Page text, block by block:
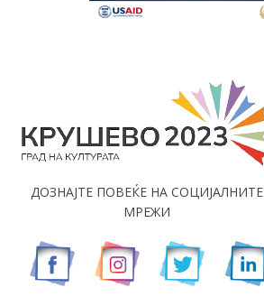
ДОЗНАЈТЕ ПОВЕЌЕ НА СОЦИЈАЛНИТЕ
МРЕЖИ